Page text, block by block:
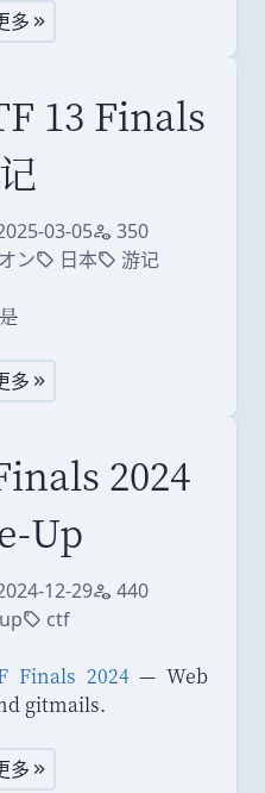
多
13 Finals
于 03-05访问量
350
ン标签日本标签游记
多
2024
Up
于 12-29访问量
440
标签ctf
Finals 2024— Web
gitmails.
多